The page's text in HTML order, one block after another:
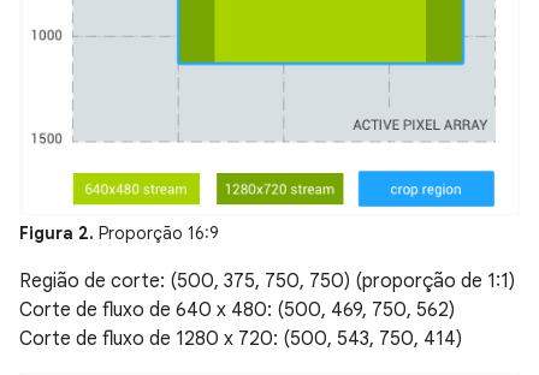
Figura 2. Proporção 16:9
Região de corte: (500, 375, 750, 750) (proporção de 1:1)
Corte de fluxo de 640 x 480: (500, 469, 750, 562)
Corte de fluxo de 1280 x 720: (500, 543, 750, 414)